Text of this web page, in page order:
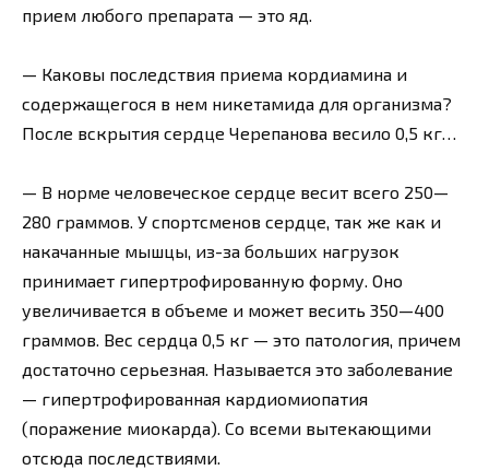
прием любого препарата — это яд.
— Каковы последствия приема кордиамина и
содержащегося в нем никетамида для организма?
После вскрытия сердце Черепанова весило 0,5 кг…
— В норме человеческое сердце весит всего 250—
280 граммов. У спортсменов сердце, так же как и
накачанные мышцы, из-за больших нагрузок
принимает гипертрофированную форму. Оно
увеличивается в объеме и может весить 350—400
граммов. Вес сердца 0,5 кг — это патология, причем
достаточно серьезная. Называется это заболевание
— гипертрофированная кардиомиопатия
(поражение миокарда). Со всеми вытекающими
отсюда последствиями.